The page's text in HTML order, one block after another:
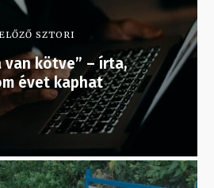
ELŐZŐ SZTORI
van kötve” – írta,
évet kaphat